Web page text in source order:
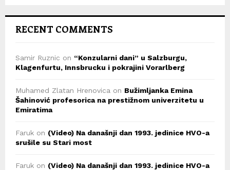
RECENT COMMENTS
Samir Ruznic on “Konzularni dani” u Salzburgu,
Klagenfurtu, Innsbrucku i pokrajini Vorarlberg
Muhamed Zlatan Hrenovica on Bužimljanka Emina
Šahinović profesorica na prestižnom univerzitetu u
Emiratima
Faruk on (Video) Na današnji dan 1993. jedinice HVO-a
srušile su Stari most
Faruk on (Video) Na današnji dan 1993. jedinice HVO-a